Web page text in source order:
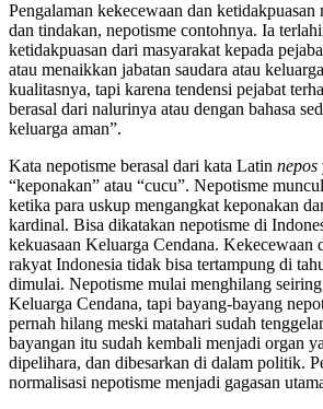
Pengalaman kekecewaan dan ketidakpuasan
dan tindakan, nepotisme contohnya. Ia
ketidakpuasan dari masyarakat kepada
atau menaikkan jabatan saudara atau
kualitasnya, tapi karena tendensi pejabat
berasal dari nalurinya atau dengan bahasa
keluarga aman”.
Kata nepotisme berasal dari kata Latin nepos
“keponakan” atau “cucu”. Nepotisme
ketika para uskup mengangkat keponakan
kardinal. Bisa dikatakan nepotisme di
kekuasaan Keluarga Cendana. Kekecewaan
rakyat Indonesia tidak bisa tertampung di
dimulai. Nepotisme mulai menghilang
Keluarga Cendana, tapi bayang-bayang
pernah hilang meski matahari sudah
bayangan itu sudah kembali menjadi organ
dipelihara, dan dibesarkan di dalam politik.
normalisasi nepotisme menjadi gagasan